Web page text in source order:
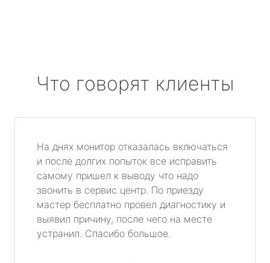
Что говорят клиенты
На днях монитор отказалась включаться
и после долгих попыток все исправить
самому пришел к выводу что надо
звонить в сервис центр. По приезду
мастер бесплатно провел диагностику и
выявил причину, после чего на месте
устранил. Спасибо большое.